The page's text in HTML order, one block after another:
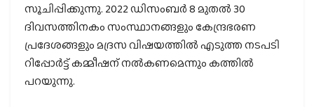
സൂചിപ്പിക്കുന്നു. 2022 ഡിസംബര്‍ 8 മുതല്‍ 30
ദിവസത്തിനകം സംസ്ഥാനങ്ങളും കേന്ദ്രഭരണ
പ്രദേശങ്ങളും മദ്രസ വിഷയത്തില്‍ എടുത്ത നടപടി
റിപ്പോര്‍ട്ട് കമ്മീഷന് നല്‍കണമെന്നും കത്തില്‍
പറയുന്നു.